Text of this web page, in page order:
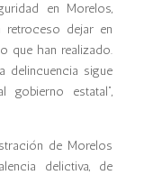
en Morelos,
dejar en
que han realizado.
delincuencia sigue
estatal”,
de Morelos
delictiva, de